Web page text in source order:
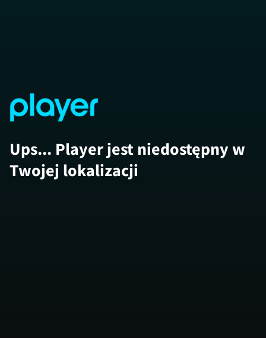
Ups... Player jest niedostępny w
Twojej lokalizacji